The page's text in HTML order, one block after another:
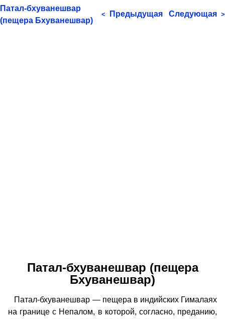
Патал-бхуванешвар
(пещера Бхуванешвар)
< Предыдущая Следующая >
Патал-бхуванешвар (пещера
Бхуванешвар)
Патал-бхуванешвар — пещера в индийских Гималаях
на границе с Непалом, в которой, согласно, преданию,